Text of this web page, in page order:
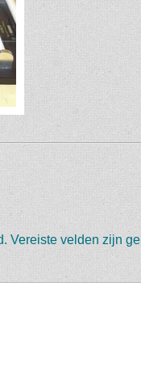
Vereiste velden zijn